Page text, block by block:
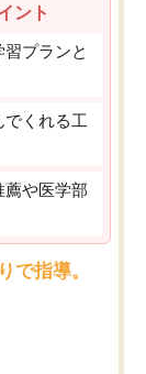
ント
プランと
でくれる工
や医学部
で指導。